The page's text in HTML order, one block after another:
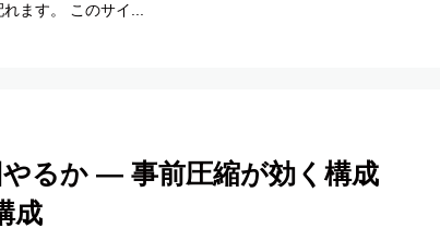
ます。 このサイ...
るか ― 事前圧縮が効く構成
成